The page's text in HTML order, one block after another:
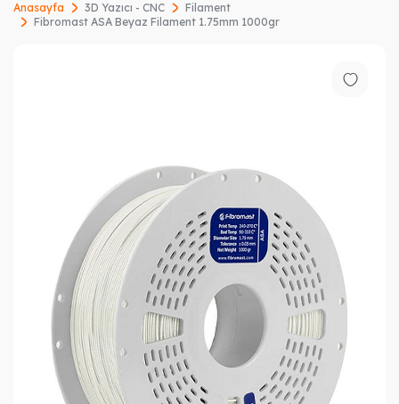
Anasayfa 3D Yazıcı - CNC
Filament
Fibromast ASA Beyaz Filament 1.75mm 1000gr